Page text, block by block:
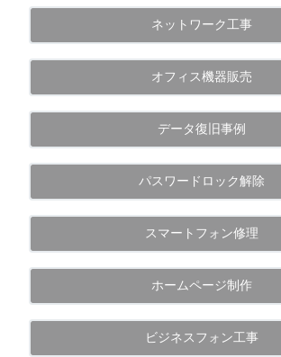
ネットワーク工事
オフィス機器販売
データ復旧事例
パスワードロック解除
スマートフォン修理
ホームページ制作
ビジネスフォン工事